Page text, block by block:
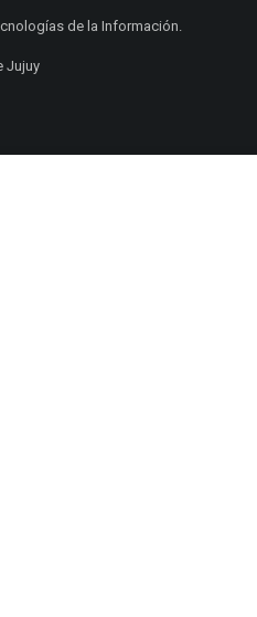
de la Información.
Jujuy